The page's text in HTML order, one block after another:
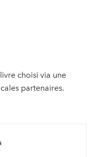
choisi via une
partenaires.